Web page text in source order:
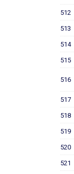
512
513
514
515
516
517
518
519
520
521